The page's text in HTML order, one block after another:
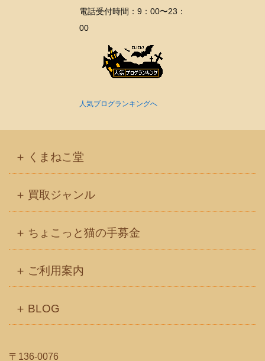
電話受付時間：9：00〜23：
00
人気ブログランキングへ
くまねこ堂
買取ジャンル
ちょこっと猫の手募金
ご利用案内
BLOG
〒136-0076